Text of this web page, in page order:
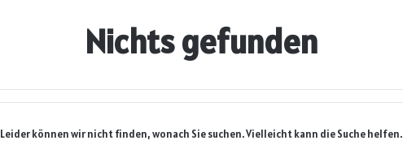
Nichts gefunden
Leider können wir nicht finden, wonach Sie suchen. Vielleicht kann die Suche helfen.